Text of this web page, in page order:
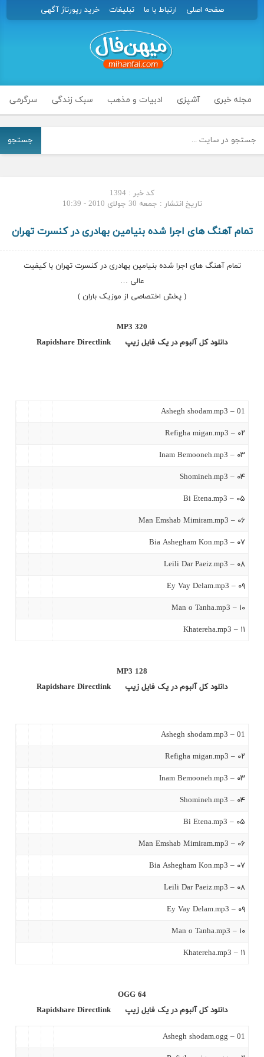
صفحه اصلی ارتباط با ما تبلیغات خرید رپورتاژ آگهی
مجله خبری آشپزی ادبیات و مذهب سبک زندگی سرگرمی
جستجو
کد خبر : 1394
تاریخ انتشار : جمعه 30 جولای 2010 - 10:39
تمام آهنگ های اجرا شده بنیامین بهادری در کنسرت تهران
تمام آهنگ های اجرا شده بنیامین بهادری در کنسرت تهران با کیفیت
عالی …
( پخش اختصاصی از موزیک باران )
MP3 320
دانلود کل آلبوم در یک فایل زیپ
Rapidshare Directlink
01 – Ashegh shodam.mp3
۰۲ – Refigha migan.mp3
۰۳ – Inam Bemooneh.mp3
۰۴ – Shomineh.mp3
۰۵ – Bi Etena.mp3
۰۶ – Man Emshab Mimiram.mp3
۰۷ – Bia Ashegham Kon.mp3
۰۸ – Leili Dar Paeiz.mp3
۰۹ – Ey Vay Delam.mp3
۱۰ – Man o Tanha.mp3
۱۱ – Khatereha.mp3
MP3 128
دانلود کل آلبوم در یک فایل زیپ
Rapidshare Directlink
01 – Ashegh shodam.mp3
۰۲ – Refigha migan.mp3
۰۳ – Inam Bemooneh.mp3
۰۴ – Shomineh.mp3
۰۵ – Bi Etena.mp3
۰۶ – Man Emshab Mimiram.mp3
۰۷ – Bia Ashegham Kon.mp3
۰۸ – Leili Dar Paeiz.mp3
۰۹ – Ey Vay Delam.mp3
۱۰ – Man o Tanha.mp3
۱۱ – Khatereha.mp3
OGG 64
دانلود کل آلبوم در یک فایل زیپ
Rapidshare Directlink
01 – Ashegh shodam.ogg